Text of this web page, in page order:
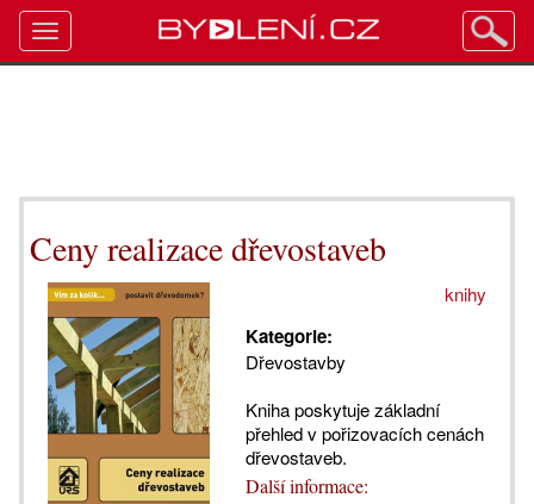
Ceny realizace dřevostaveb
knihy
Kategorie:
Dřevostavby
Kniha poskytuje základní
přehled v pořizovacích cenách
dřevostaveb.
Další informace:
Toggle
navigation